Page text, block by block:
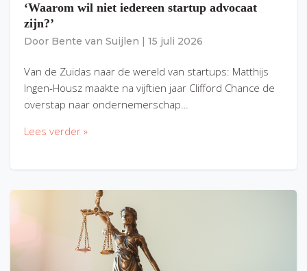
‘Waarom wil niet iedereen startup advocaat
zijn?’
Door Bente van Suijlen 15 juli 2026
Van de Zuidas naar de wereld van startups: Matthijs
Ingen-Housz maakte na vijftien jaar Clifford Chance de
overstap naar ondernemerschap…
Lees verder »